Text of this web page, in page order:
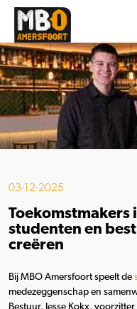
03-12-2025
Toekomstmakers
studenten en
creëren
Bij MBO Amersfoort speelt de
medezeggenschap en
Bestuur. Jesse Kokx,